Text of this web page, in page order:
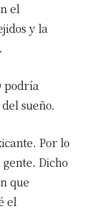
el
y la
podría
sueño.
Por lo
Dicho
que
el